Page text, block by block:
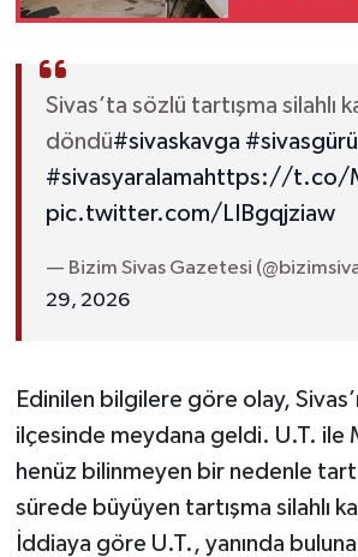
Sivas’ta sözlü tartışma silahlı
döndü#sivaskavga
#sivasyaralama https://t.co/
pic.twitter.com/LIBgqjziaw
— Bizim Sivas Gazetesi
29, 2026
Edinilen bilgilere göre olay,
ilçesinde meydana geldi. U.T. ile
henüz bilinmeyen bir nedenle
sürede büyüyen tartışma silahlı
İddiaya göre U.T., yanında